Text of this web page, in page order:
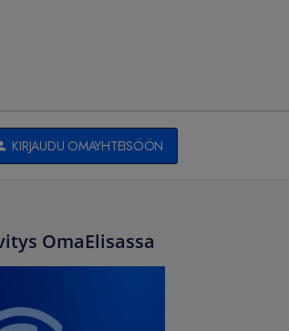
KIRJAUDU OMAYHTEISÖÖN
OmaElisassa